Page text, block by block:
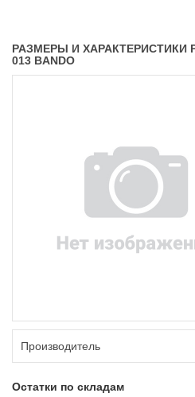
РАЗМЕРЫ И ХАРАКТЕРИСТИКИ
013 BANDO
Производитель
Остатки по складам